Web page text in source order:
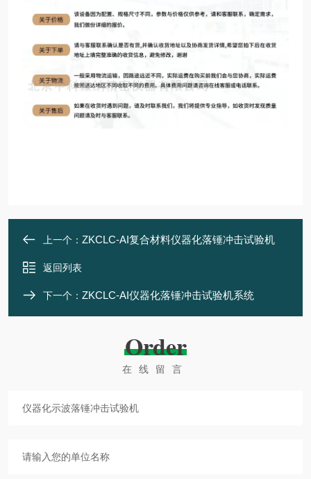
上一个： ZKCLC-AI复合材料仪器化落锤冲击试验机
返回列表
下一个： ZKCLC-AI仪器化落锤冲击试验机系统
Order
在线留言